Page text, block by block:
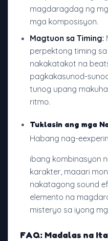
magdaragdag ng
mga komposisyon.
Magtuon sa Timing:
perpektong timing
nakakatakot na
pagkakasunod-
tunog upang
ritmo.
Tuklasin ang mga
Habang nag-
ibang kombinasyon
karakter, maaari
nakatagong sound
elemento na
misteryo sa iyong
FAQ: Madalas na